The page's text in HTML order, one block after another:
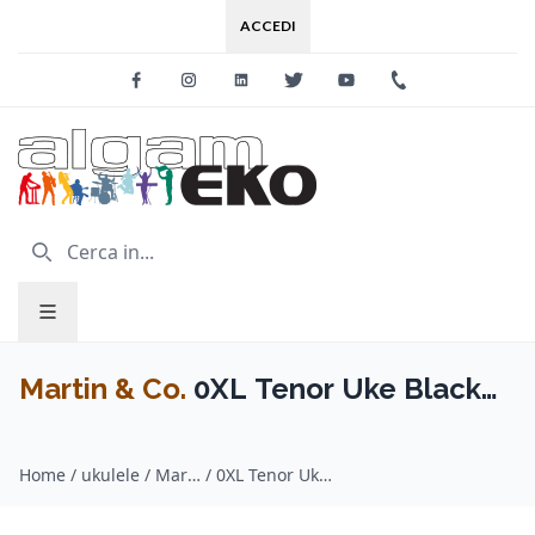
ACCEDI
FacebookInstagramLinkedinTwitter Youtube
Martin & Co. 0XL Tenor Uke Black
Home / ukulele / Martin & Co. / 0XL Tenor Uke Black Left